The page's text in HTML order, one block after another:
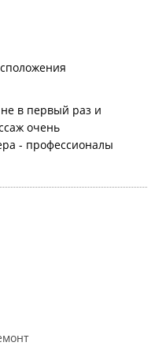
в первый раз и
очень
- профессионалы